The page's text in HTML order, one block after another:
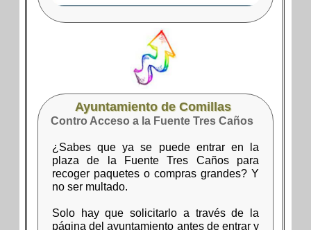
Ayuntamiento de Comillas
Contro Acceso a la Fuente Tres Caños
¿Sabes que ya se puede entrar en la
plaza de la Fuente Tres Caños para
recoger paquetes o compras grandes? Y
no ser multado.
Solo hay que solicitarlo a través de la
página del ayuntamiento antes de entrar y